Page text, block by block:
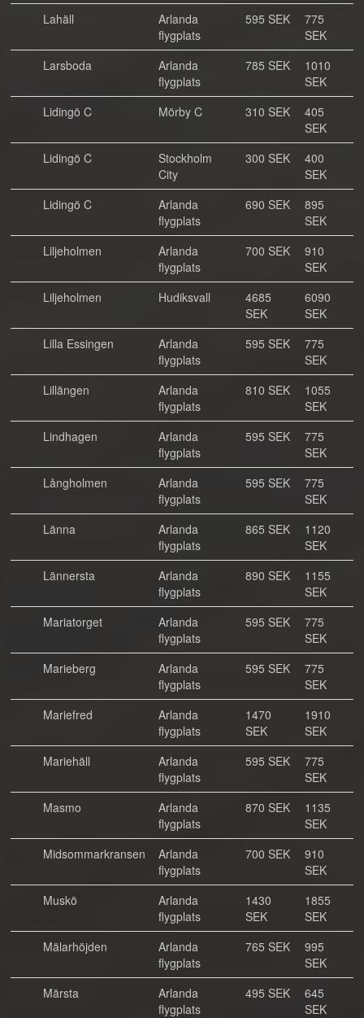
Lahäll
Arlanda
flygplats
595 SEK
775
SEK
Larsboda
Arlanda
flygplats
785 SEK
1010
SEK
Lidingö C
Mörby C 310 SEK
405
SEK
Lidingö C
Stockholm
City
300 SEK
400
SEK
Lidingö C
Arlanda
flygplats
690 SEK
895
SEK
Liljeholmen
Arlanda
flygplats
700 SEK
910
SEK
Liljeholmen
Hudiksvall
4685
SEK
6090
SEK
Lilla Essingen
Arlanda
flygplats
595 SEK
775
SEK
Lillängen
Arlanda
flygplats
810 SEK
1055
SEK
Lindhagen
Arlanda
flygplats
595 SEK
775
SEK
Långholmen
Arlanda
flygplats
595 SEK
775
SEK
Länna
Arlanda
flygplats
865 SEK
1120
SEK
Lännersta
Arlanda
flygplats
890 SEK
1155
SEK
Mariatorget
Arlanda
flygplats
595 SEK
775
SEK
Marieberg
Arlanda
flygplats
595 SEK
775
SEK
Mariefred
Arlanda
flygplats
1470
SEK
1910
SEK
Mariehäll
Arlanda
flygplats
595 SEK
775
SEK
Masmo
Arlanda
flygplats
870 SEK
1135
SEK
Midsommarkransen
Arlanda
flygplats
700 SEK
910
SEK
Muskö
Arlanda
flygplats
1430
SEK
1855
SEK
Mälarhöjden
Arlanda
flygplats
765 SEK
995
SEK
Märsta
Arlanda
flygplats
495 SEK
645
SEK